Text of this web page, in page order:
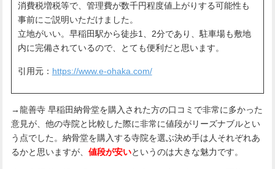
消費税増税等で、管理費が数千円程度値上がりする可能性も
事前にご説明いただけました。
立地がいい。早稲田駅から徒歩1、2分であり、駐車場も敷地
内に完備されているので、とても便利だと思います。
引用元： https://www.e-ohaka.com/
→龍善寺 早稲田納骨堂を購入された方の口コミで非常に多かった
意見が、他の寺院と比較した際に非常に値段がリーズナブルとい
う点でした。納骨堂を購入する寺院を選ぶ決め手は人それぞれあ
るかと思いますが、 値段が安いというのは大きな魅力です。